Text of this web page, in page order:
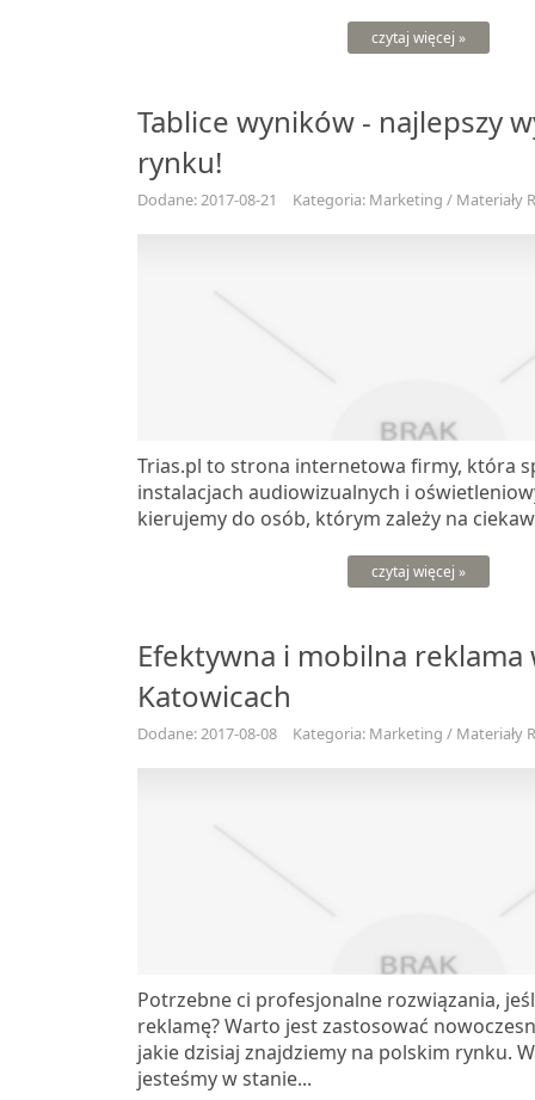
czytaj więcej »
Tablice wyników - najlepszy
rynku!
Dodane: 2017-08-21 Kategoria: Marketing / Materiały
Trias.pl to strona internetowa firmy, która
instalacjach audiowizualnych i
kierujemy do osób, którym zależy na
czytaj więcej »
Efektywna i mobilna reklama
Katowicach
Dodane: 2017-08-08 Kategoria: Marketing / Materiały
Potrzebne ci profesjonalne rozwiązania,
reklamę? Warto jest zastosować
jakie dzisiaj znajdziemy na polskim rynku.
jesteśmy w stanie...